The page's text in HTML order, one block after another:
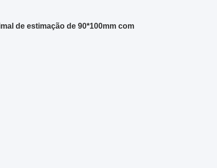
de estimação de 90*100mm com